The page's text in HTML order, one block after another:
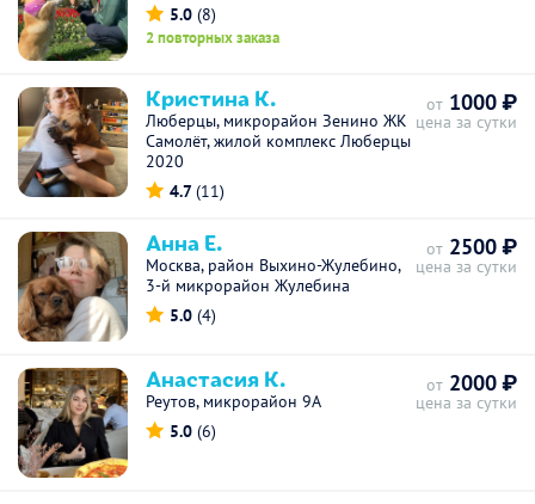
5.0 (8)
2 повторных заказа
Кристина К.
Люберцы, микрорайон Зенино ЖК
Самолёт, жилой комплекс Люберцы
2020
4.7(11)
от 1000 ₽
цена за сутки
Анна Е.
Москва, район Выхино-Жулебино,
3-й микрорайон Жулебина
5.0 (4)
от 2500 ₽
цена за сутки
Анастасия К.
Реутов, микрорайон 9А
5.0 (6)
от 2000 ₽
цена за сутки